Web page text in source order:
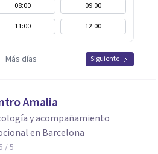
08:00
09:00
11:00 12:00
Más días Siguiente
Amalia
y acompañamiento
en Barcelona
/ 5